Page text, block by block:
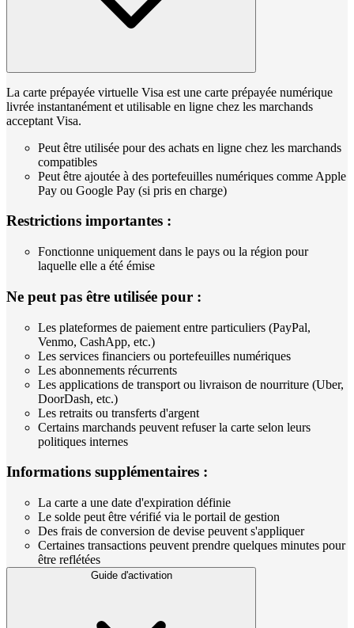
La carte prépayée virtuelle Visa est une carte prépayée numérique
livrée instantanément et utilisable en ligne chez les marchands
acceptant Visa.
Peut être utilisée pour des achats en ligne chez les marchands
compatibles
Peut être ajoutée à des portefeuilles numériques comme Apple
Pay ou Google Pay (si pris en charge)
Restrictions importantes :
Fonctionne uniquement dans le pays ou la région pour
laquelle elle a été émise
Ne peut pas être utilisée pour :
Les plateformes de paiement entre particuliers (PayPal,
Venmo, CashApp, etc.)
Les services financiers ou portefeuilles numériques
Les abonnements récurrents
Les applications de transport ou livraison de nourriture (Uber,
DoorDash, etc.)
Les retraits ou transferts d'argent
Certains marchands peuvent refuser la carte selon leurs
politiques internes
Informations supplémentaires :
La carte a une date d'expiration définie
Le solde peut être vérifié via le portail de gestion
Des frais de conversion de devise peuvent s'appliquer
Certaines transactions peuvent prendre quelques minutes pour
être reflétées
Guide d'activation